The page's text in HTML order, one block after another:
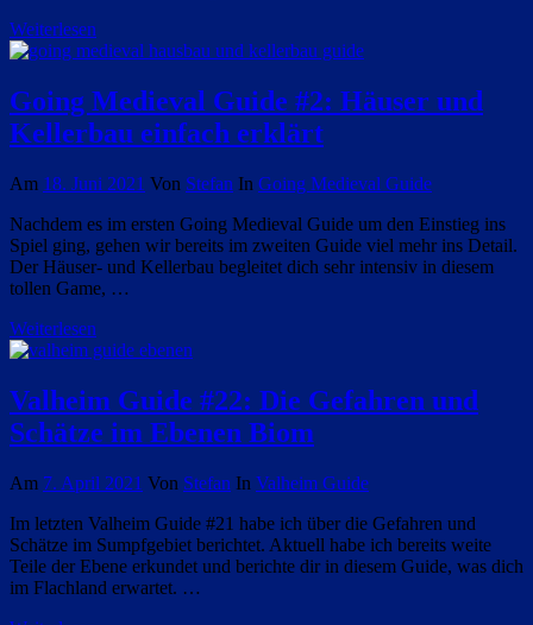
Weiterlesen
Going Medieval Guide #2: Häuser und
Kellerbau einfach erklärt
Am 18. Juni 2021 Von Stefan In Going Medieval Guide
Nachdem es im ersten Going Medieval Guide um den Einstieg ins
Spiel ging, gehen wir bereits im zweiten Guide viel mehr ins Detail.
Der Häuser- und Kellerbau begleitet dich sehr intensiv in diesem
tollen Game, …
Weiterlesen
Valheim Guide #22: Die Gefahren und
Schätze im Ebenen Biom
Am 7. April 2021 Von Stefan In Valheim Guide
Im letzten Valheim Guide #21 habe ich über die Gefahren und
Schätze im Sumpfgebiet berichtet. Aktuell habe ich bereits weite
Teile der Ebene erkundet und berichte dir in diesem Guide, was dich
im Flachland erwartet. …